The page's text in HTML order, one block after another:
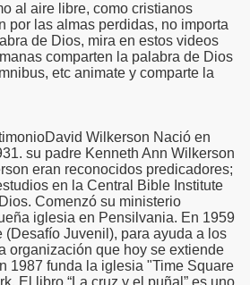
al aire libre, como cristianos
por las almas perdidas, no importa
de Dios, mira en estos videos
comparten la palabra de Dios
etc animate y comparte la
David Wilkerson Nació en
su padre Kenneth Ann Wilkerson
eran reconocidos predicadores;
en la Central Bible Institute
Comenzó su ministerio
iglesia en Pensilvania. En 1959
(Desafío Juvenil), para ayuda a los
organización que hoy se extiende
1987 funda la iglesia "Time Square